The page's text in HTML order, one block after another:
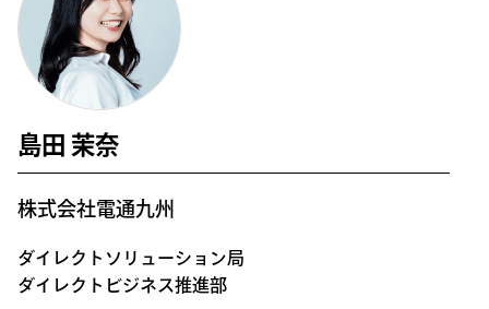
島田 茉奈
株式会社電通九州
ダイレクトソリューション局
ダイレクトビジネス推進部